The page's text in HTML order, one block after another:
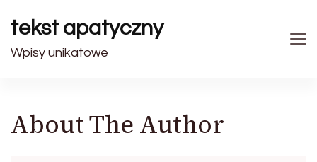
tekst apatyczny
Wpisy unikatowe
About The Author